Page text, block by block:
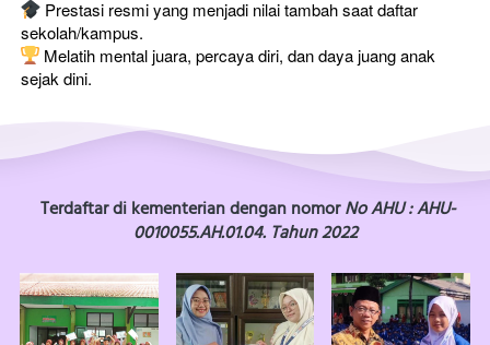
Prestasi resmi yang menjadi nilai tambah saat daftar
sekolah/kampus.
Melatih mental juara, percaya diri, dan daya juang anak
sejak dini.
Terdaftar di kementerian dengan nomor No AHU : AHU-
0010055.AH.01.04. Tahun 2022